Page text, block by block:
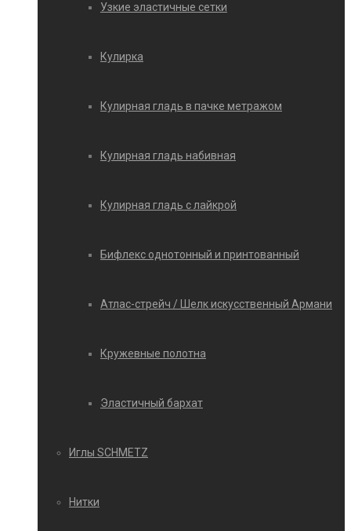
Узкие эластичные сетки
Кулирка
Кулирная гладь в пачке метражом
Кулирная гладь набивная
Кулирная гладь с лайкрой
Бифлекс однотонный и принтованный
Атлас-стрейч / Шелк искусственный Армани
Кружевные полотна
Эластичный бархат
Иглы SCHMETZ
Нитки